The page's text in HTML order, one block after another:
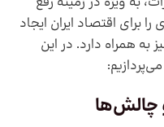
برای اقتصاد ایران ایجاد
به همراه دارد. در این